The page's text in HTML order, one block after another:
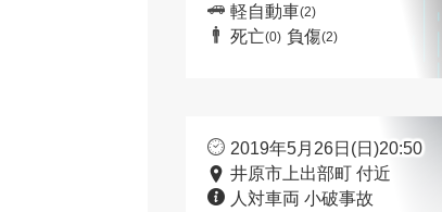
軽自動車(2)
死亡(0) 負傷(2)
2019年5月26日(日)20:50
井原市上出部町 付近
人対車両 小破事故